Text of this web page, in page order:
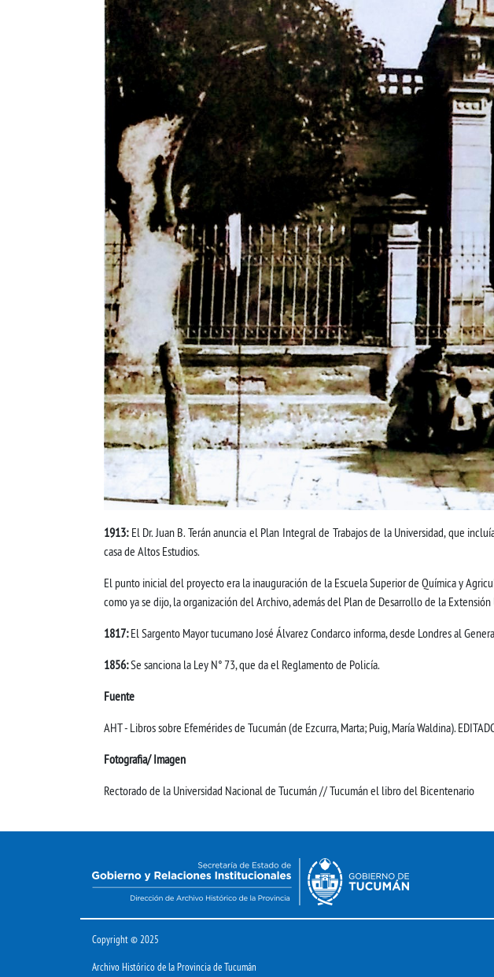
1913:El Dr. Juan B. Terán anuncia el Plan Integral de Trabajos de la Universidad, que
casa de Altos Estudios.
El punto inicial del proyecto era la inauguración de la Escuela Superior de Química y
como ya se dijo, la organización del Archivo, además del Plan de Desarrollo de la
1817:El Sargento Mayor tucumano José Álvarez Condarco informa, desde Londres al
1856:Se sanciona la Ley N° 73, que da el Reglamento de Policía.
Fuente
AHT - Libros sobre Efemérides de Tucumán (de Ezcurra, Marta; Puig, María Waldina).
Fotografia/ Imagen
Rectorado de la Universidad Nacional de Tucumán // Tucumán el libro del Bicentenario
Copyright © 2025
Archivo Histórico de la Provincia de Tucumán